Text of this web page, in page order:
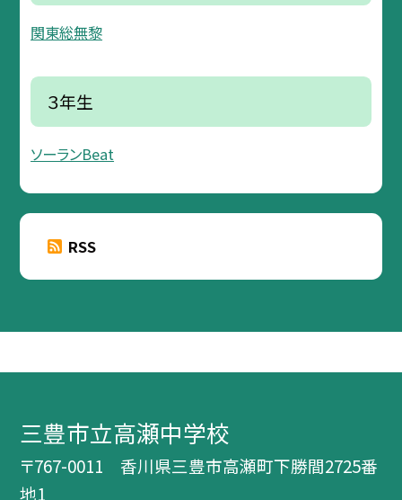
関東総無黎
３年生
ソーランBeat
RSS
三豊市立高瀬中学校
〒767-0011 香川県三豊市高瀬町下勝間2725番
地1